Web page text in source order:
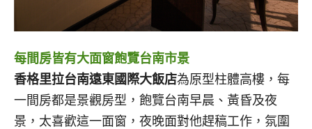
每間房皆有大面窗飽覽台南市景
香格里拉台南遠東國際大飯店為原型柱體高樓，每
一間房都是景觀房型，飽覽台南早晨、黃昏及夜
景，太喜歡這一面窗，夜晚面對他趕稿工作，氛圍